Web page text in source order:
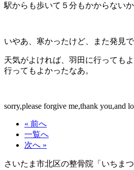
駅からも歩いて５分もかからない
いやあ、寒かったけど、また発見で
天気がよければ、羽田に行っても
行ってもよかったなあ。
sorry,please forgive me,thank you,and
« 前へ
一覧へ
次へ »
さいたま市北区の整骨院「いちまつ